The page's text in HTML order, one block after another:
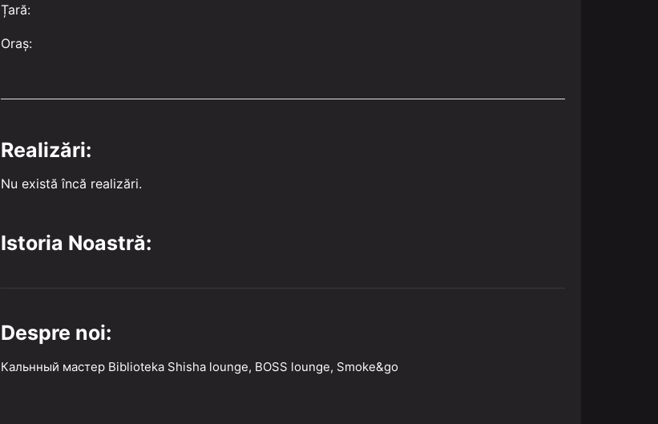
Țară:
Oraș:
Realizări:
Nu există încă realizări.
Istoria Noastră:
Despre noi:
Кальнный мастер Biblioteka Shisha lounge, BOSS lounge, Smoke&go